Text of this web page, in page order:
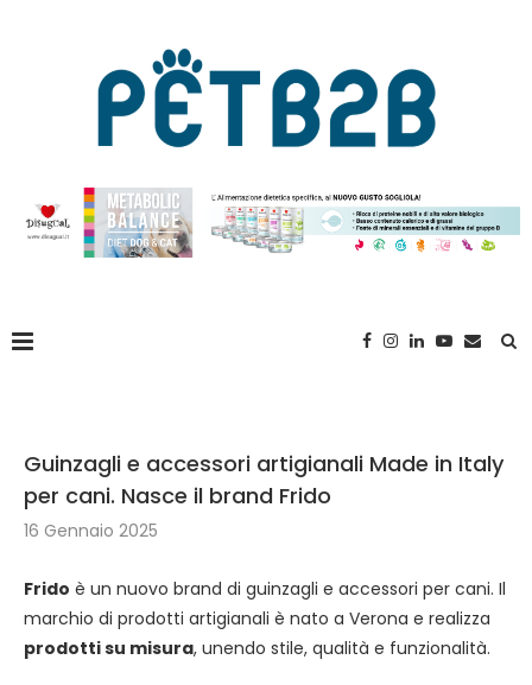
Guinzagli e accessori artigianali Made in Italy
per cani. Nasce il brand Frido
16 Gennaio 2025
Frido è un nuovo brand di guinzagli e accessori per cani. Il
marchio di prodotti artigianali è nato a Verona e realizza
prodotti su misura, unendo stile, qualità e funzionalità.